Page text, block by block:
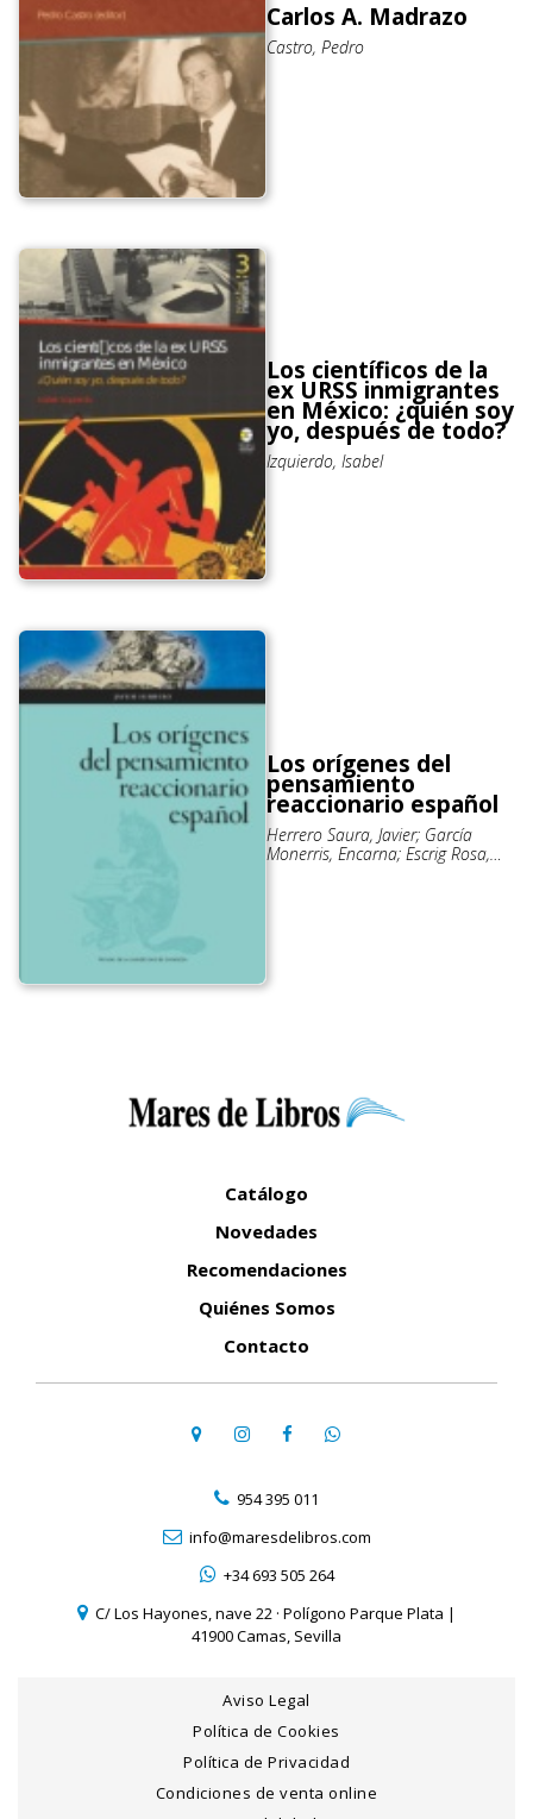
Carlos A. Madrazo
Castro, Pedro
Los científicos de la
ex URSS inmigrantes
en México: ¿quién soy
yo, después de todo?
Izquierdo, Isabel
Los orígenes del
pensamiento
reaccionario español
Herrero Saura, Javier; García
Monerris, Encarna; Escrig Rosa,
Catálogo
Novedades
Recomendaciones
Quiénes Somos
Contacto
954 395 011
info@maresdelibros.com
+34 693 505 264
C/ Los Hayones, nave 22 · Polígono Parque Plata |
41900 Camas, Sevilla
Aviso Legal
Política de Cookies
Política de Privacidad
Condiciones de venta online